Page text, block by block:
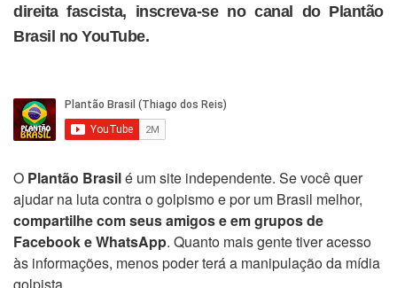
direita fascista, inscreva-se no canal do Plantão
Brasil no YouTube.
O Plantão Brasilé um site independente. Se você quer
ajudar na luta contra o golpismo e por um Brasil melhor,
compartilhe com seus amigos e em grupos de
Facebook e WhatsApp. Quanto mais gente tiver acesso
às informações, menos poder terá a manipulação da mídia